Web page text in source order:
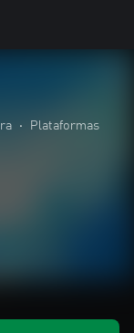
• Plataformas